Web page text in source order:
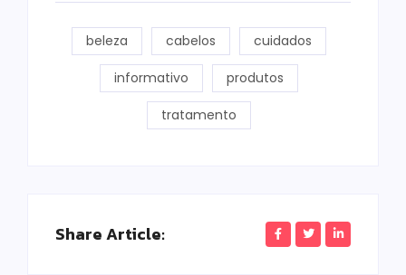
beleza cabelos cuidados
informativo produtos
tratamento
Share Article: